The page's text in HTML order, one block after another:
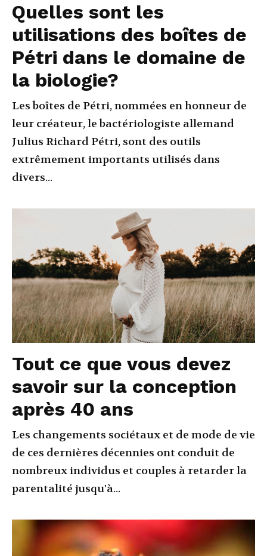
Quelles sont les
utilisations des boîtes de
Pétri dans le domaine de
la biologie?
Les boîtes de Pétri, nommées en honneur de
leur créateur, le bactériologiste allemand
Julius Richard Pétri, sont des outils
extrêmement importants utilisés dans
divers...
Tout ce que vous devez
savoir sur la conception
après 40 ans
Les changements sociétaux et de mode de vie
de ces dernières décennies ont conduit de
nombreux individus et couples à retarder la
parentalité jusqu'à...